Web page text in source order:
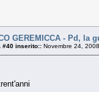
GEREMICCA - Pd, la
#40 inserito:: Novembre 24,